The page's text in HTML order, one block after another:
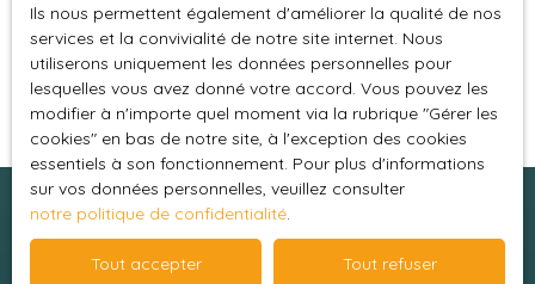
Recevoir des annonces
Je recherche un bien
Ils nous permettent également d'améliorer la qualité de nos
services et la convivialité de notre site internet. Nous
utiliserons uniquement les données personnelles pour
lesquelles vous avez donné votre accord. Vous pouvez les
modifier à n'importe quel moment via la rubrique ″Gérer les
cookies″ en bas de notre site, à l'exception des cookies
essentiels à son fonctionnement. Pour plus d'informations
sur vos données personnelles, veuillez consulter
notre politique de confidentialité.
Tout accepter Tout refuser